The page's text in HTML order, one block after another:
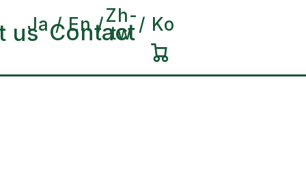
Ja En
Zh-
tw
Ko
us Contact
カ
ー
ト